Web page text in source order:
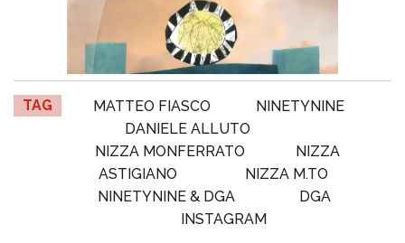
TAG MATTEO FIASCO
NINETYNINE
DANIELE ALLUTO
NIZZA MONFERRATO
NIZZA
ASTIGIANO
NIZZA M.TO
NINETYNINE & DGA
DGA
INSTAGRAM